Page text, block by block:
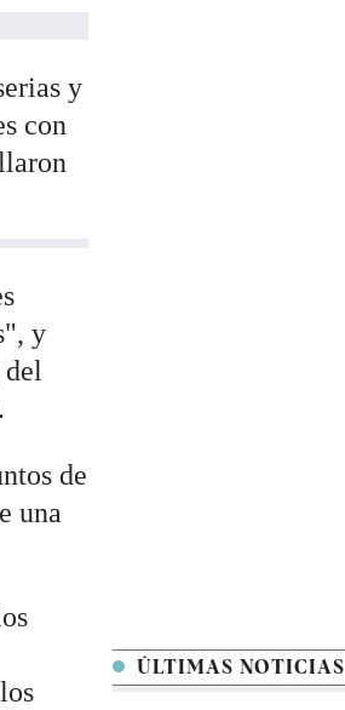
y
con
y
de
una
ÚLTIMAS NOTICIAS